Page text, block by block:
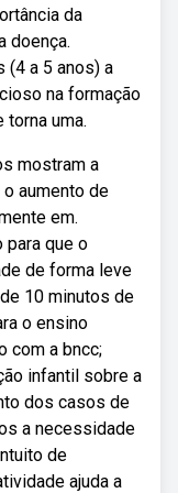
da
doença.
(4 a 5 anos) a
na formação
uma.
mostram a
aumento de
em.
para que o
de forma leve
10 minutos de
o ensino
com a bncc;
infantil sobre a
dos casos de
a necessidade
de
ajuda a